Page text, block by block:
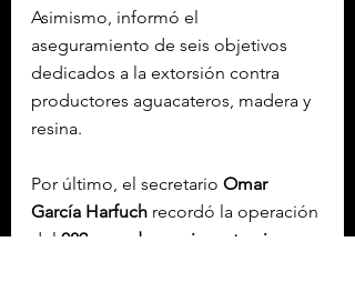
Asimismo, informó el
aseguramiento de seis objetivos
dedicados a la extorsión contra
productores aguacateros, madera y
resina.
Por último, el secretario Omar
García Harfuch recordó la operación
del 089 denunciar extorsiones